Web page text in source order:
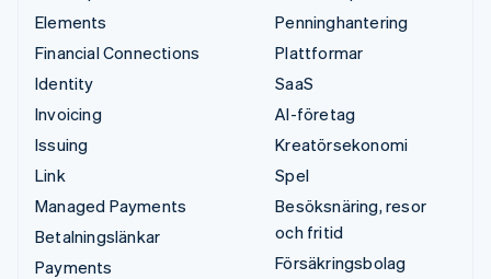
Elements
Financial Connections
Identity
Invoicing
Issuing
Link
Managed Payments
Betalningslänkar
Payments
Penninghantering
Plattformar
SaaS
AI-företag
Kreatörsekonomi
Spel
Besöksnäring, resor
och fritid
Försäkringsbolag